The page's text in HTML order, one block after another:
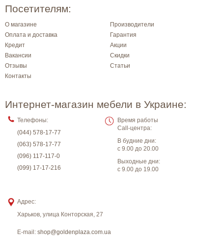
Посетителям:
О магазине
Производители
Оплата и доставка
Гарантия
Кредит
Акции
Вакансии
Скидки
Отзывы
Статьи
Контакты
Интернет-магазин мебели в Украине:
Телефоны:
(044) 578-17-77
(063) 578-17-77
(096) 117-117-0
(099) 17-17-216
Время работы
Call-центра:
В будние дни:
с 9.00 до 20.00
Выходные дни:
с 9.00 до 19.00
Адрес:
Харьков, улица Конторская, 27
E-mail: shop@goldenplaza.com.ua